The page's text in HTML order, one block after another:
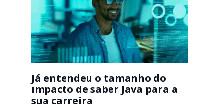
Já entendeu o tamanho do
impacto de saber Java para a
sua carreira